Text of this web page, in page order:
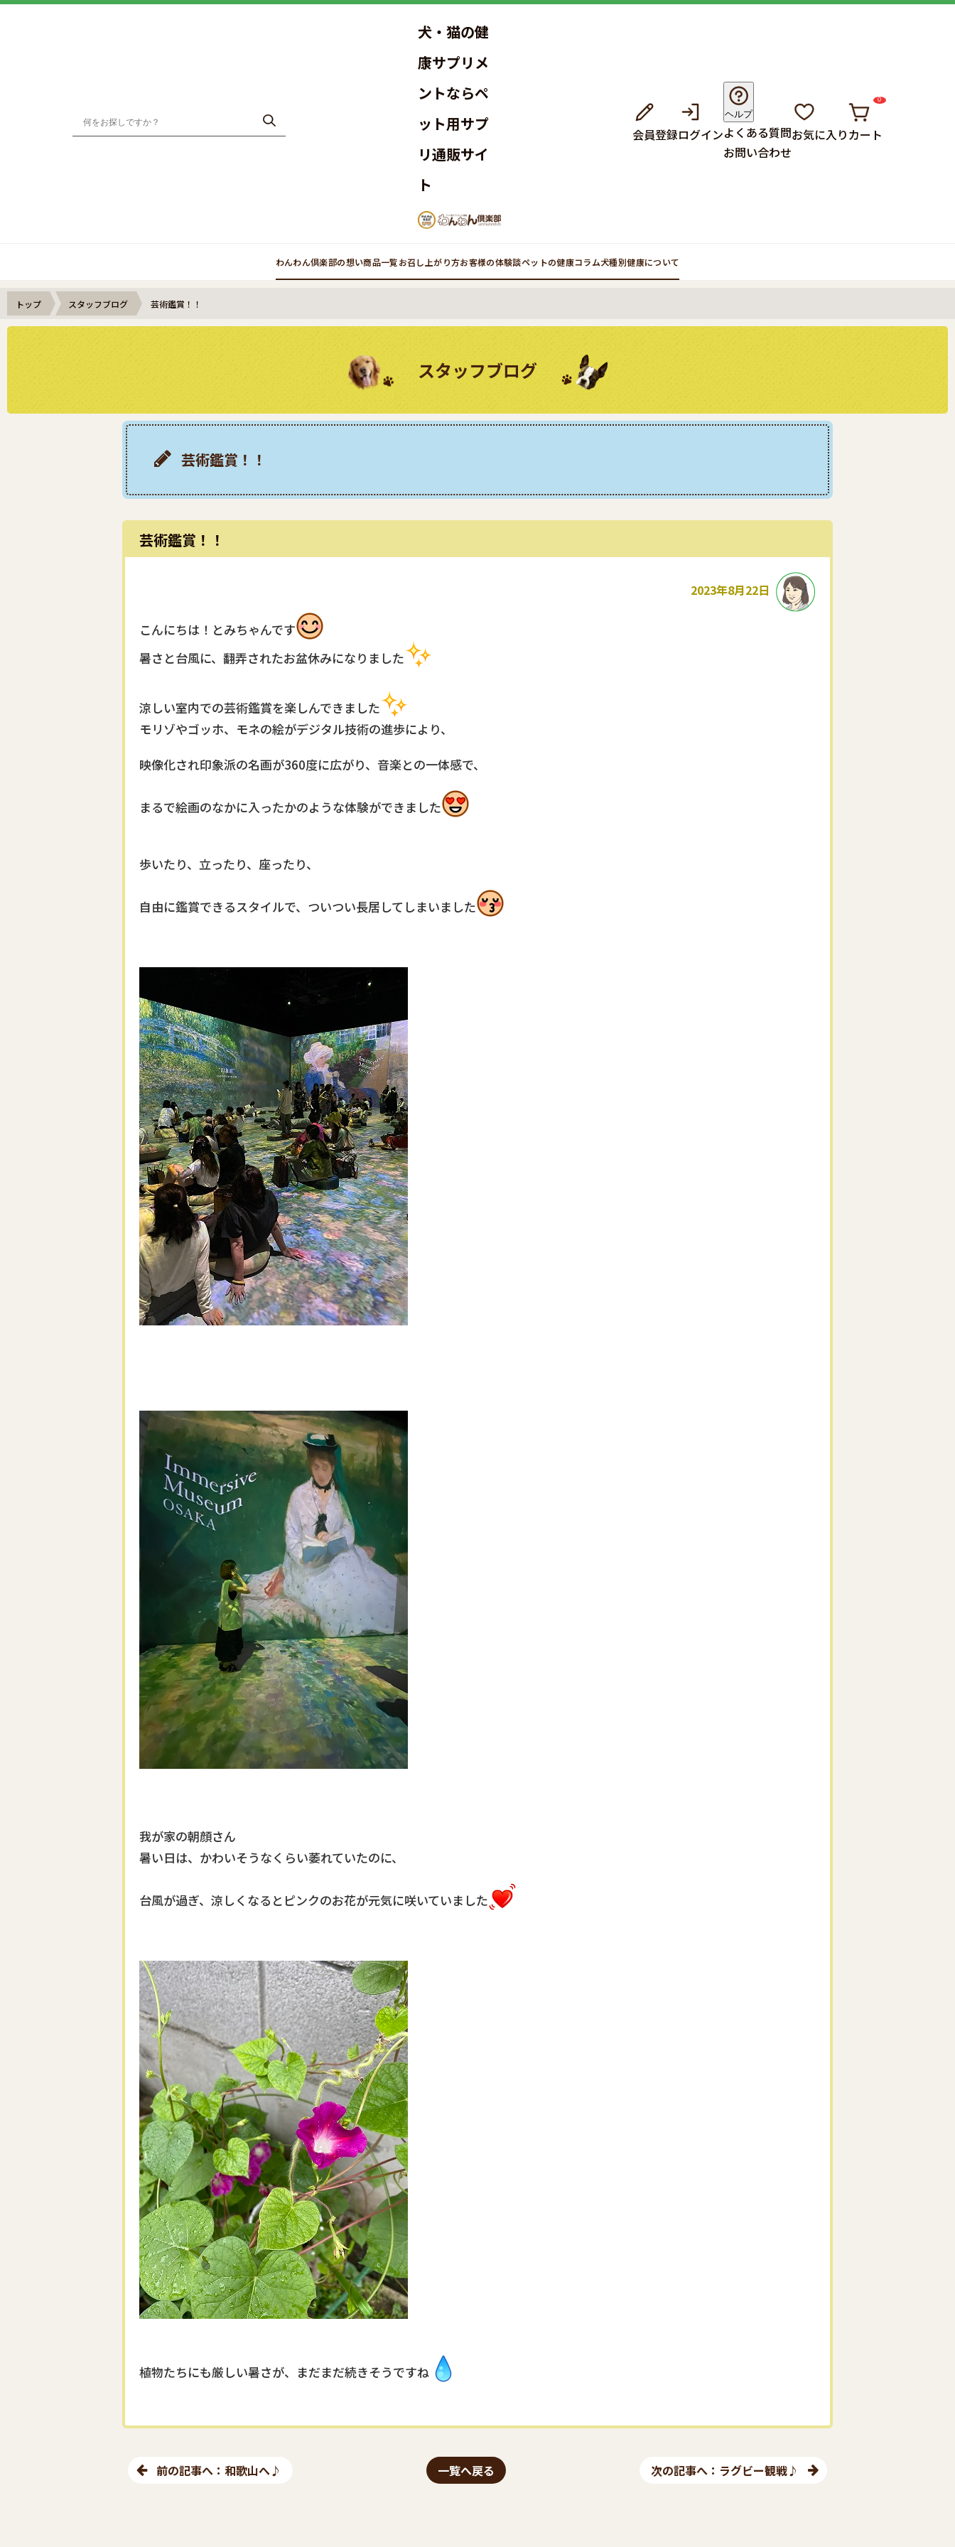
犬・猫の健
康サプリメ
ントならペ
ット用サプ
リ通販サイ
ト
会員登録ログイン
ヘルプ
よくある質問
お問い合わせ
お気に入りカート
0
わんわん倶楽部の想い商品一覧お召し上がり方お客様の体験談ペットの健康コラム犬種別健康について
トップ スタッフブログ 芸術鑑賞！！
スタッフブログ
芸術鑑賞！！
芸術鑑賞！！
2023年8月22日
こんにちは！とみちゃんです
暑さと台風に、翻弄されたお盆休みになりました
涼しい室内での芸術鑑賞を楽しんできました
モリゾやゴッホ、モネの絵がデジタル技術の進歩により、
映像化され印象派の名画が360度に広がり、音楽との一体感で、
まるで絵画のなかに入ったかのような体験ができました
歩いたり、立ったり、座ったり、
自由に鑑賞できるスタイルで、ついつい長居してしまいました
我が家の朝顔さん
暑い日は、かわいそうなくらい萎れていたのに、
台風が過ぎ、涼しくなるとピンクのお花が元気に咲いていました
植物たちにも厳しい暑さが、まだまだ続きそうですね
前の記事へ：和歌山へ♪ 一覧へ戻る 次の記事へ：ラグビー観戦♪